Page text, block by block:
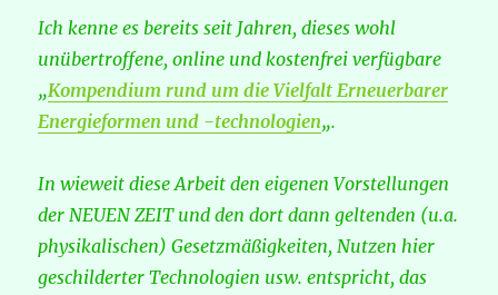
Ich kenne es bereits seit Jahren, dieses wohl
unübertroffene, online und kostenfrei verfügbare
„Kompendium rund um die Vielfalt Erneuerbarer
Energieformen und -technologien„.
In wieweit diese Arbeit den eigenen Vorstellungen
der NEUEN ZEIT und den dort dann geltenden (u.a.
physikalischen) Gesetzmäßigkeiten, Nutzen hier
geschilderter Technologien usw. entspricht, das